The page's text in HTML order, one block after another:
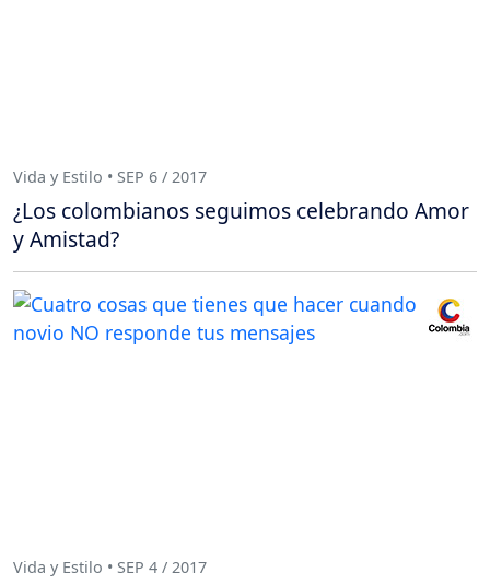
Vida y Estilo • SEP 6 / 2017
¿Los colombianos seguimos celebrando Amor
y Amistad?
Vida y Estilo • SEP 4 / 2017